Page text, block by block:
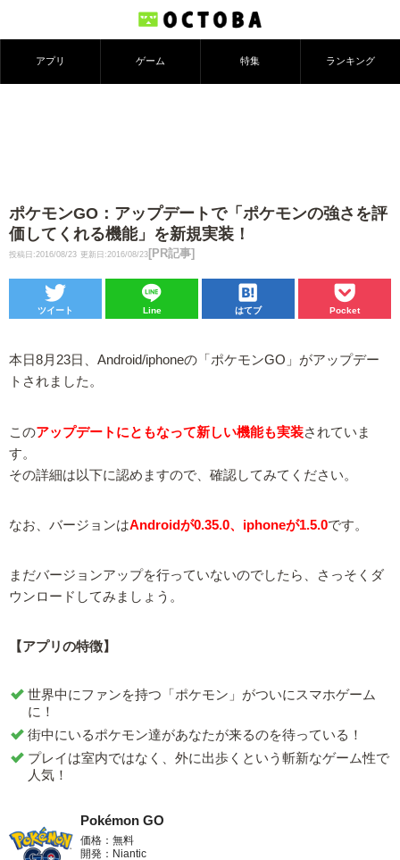
アプリ ゲーム 特集 ランキング
ポケモンGO：アップデートで「ポケモンの強さを評
価してくれる機能」を新規実装！
投稿日:2016/08/23 更新日:2016/08/23 [PR記事]
ツイート Line はてブ Pocket
本日8月23日、Android/iphoneの「ポケモンGO」がアップデー
トされました。
このアップデートにともなって新しい機能も実装されていま
す。
その詳細は以下に認めますので、確認してみてください。
なお、バージョンはAndroidが0.35.0、iphoneが1.5.0です。
まだバージョンアップを行っていないのでしたら、さっそくダ
ウンロードしてみましょう。
【アプリの特徴】
世界中にファンを持つ「ポケモン」がついにスマホゲーム
に！
街中にいるポケモン達があなたが来るのを待っている！
プレイは室内ではなく、外に出歩くという斬新なゲーム性で
人気！
Pokémon GO
価格：無料
開発：Niantic